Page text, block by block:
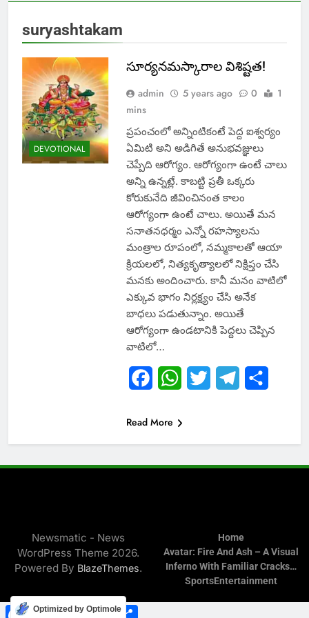
suryashtakam
DEVOTIONAL
సూర్యనమస్కారాల విశిష్టత!
admin 5 years ago 0
1
mins
ప్రపంచంలో అన్నింటికంటే పెద్ద ఐశ్వర్యం
ఏమిటి అని అడిగితే అనుభవజ్ఞులు
చెప్పేది ఆరోగ్యం. ఆరోగ్యంగా ఉంటే చాలు
అన్ని ఉన్నట్లే. కాబట్టి ప్రతీ ఒక్కరు
కోరుకునేది జీవించినంత కాలం
ఆరోగ్యంగా ఉంటే చాలు. అయితే మన
సనాతనధర్మం ఎన్నో రహస్యాలను
మంత్రాల రూపంలో, నమ్మకాలతో ఆయా
క్రియలలో, నిత్యకృత్యాలలో నిక్షిప్తం చేసి
మనకు అందించారు. కానీ మనం వాటిలో
ఎక్కువ భాగం నిర్లక్ష్యం చేసి అనేక
బాధలు పడుతున్నాం. అయితే
ఆరోగ్యంగా ఉండటానికి పెద్దలు చెప్పిన
వాటిలో…
FacebookWhatsApp
Twitter Telegram
Read More
Newsmatic - News
WordPress Theme 2026.
Powered By BlazeThemes.
Home
Avatar: Fire And Ash – A Visual
Inferno With Familiar Cracks…
SportsEntertainment
FacebookWhatsApp
TwitterTelegram
Optimized by Optimole